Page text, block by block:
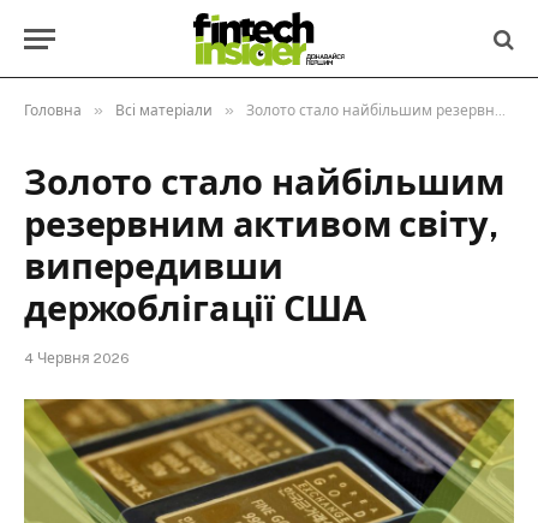
Головна » Всі матеріали » Золото стало найбільшим резервним активом світу, випередивши держоблігації США
Золото стало найбільшим
резервним активом світу,
випередивши
держоблігації США
4 Червня 2026